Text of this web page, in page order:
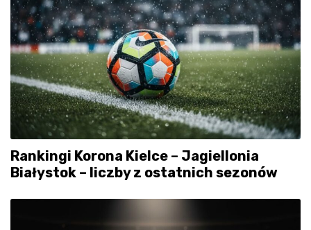
Rankingi Korona Kielce – Jagiellonia
Białystok – liczby z ostatnich sezonów